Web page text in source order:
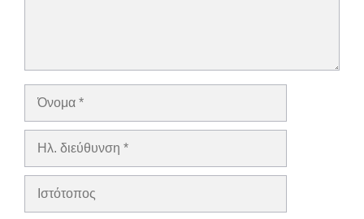
Όνομα
Ηλ.
Ιστότοπος